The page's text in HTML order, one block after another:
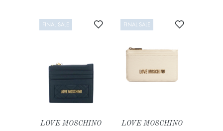
FINAL SALE Dodaj do ulubionych
LOVE MOSCHINO
FINAL SALE Dodaj do
LOVE MOSCHINO